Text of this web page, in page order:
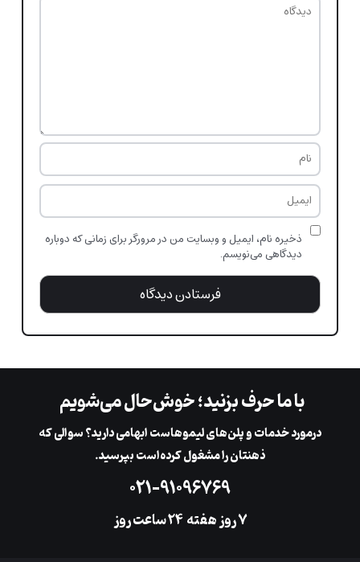
ذخیره نام، ایمیل و وبسایت من در مرورگر برای زمانی که دوباره
دیدگاهی می‌نویسم.
با ما حرف بزنید؛ خوش‌حال می‌شویم
در‌مورد خدمات و پلن‌های لیمو‌هاست ابهامی دارید؟ سوالی که
ذهنتان را مشغول کرده‌است بپرسید.
۰۲۱-۹۱۰۹۶۷۶۹
۷ روز هفته ‌۲۴ ساعت روز